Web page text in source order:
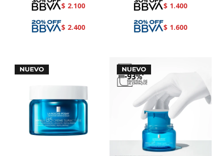
$ 2.100
$ 2.400
$ 1.400
$ 1.600